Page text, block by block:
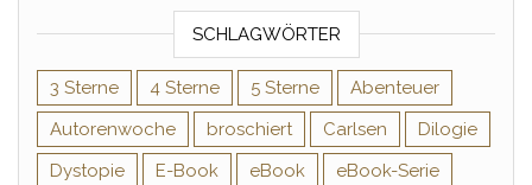
SCHLAGWÖRTER
3 Sterne 4 Sterne 5 Sterne
Abenteuer
Autorenwoche
broschiert Carlsen
Dilogie
Dystopie
E-Book eBook
eBook-Serie